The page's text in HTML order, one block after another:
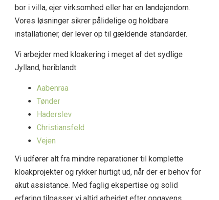
bor i villa, ejer virksomhed eller har en landejendom.
Vores løsninger sikrer pålidelige og holdbare
installationer, der lever op til gældende standarder.
Vi arbejder med kloakering i meget af det sydlige
Jylland, heriblandt:
Aabenraa
Tønder
Haderslev
Christiansfeld
Vejen
Vi udfører alt fra mindre reparationer til komplette
kloakprojekter og rykker hurtigt ud, når der er behov for
akut assistance. Med faglig ekspertise og solid